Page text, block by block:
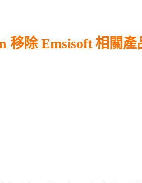
移除 Emsisoft 相關產